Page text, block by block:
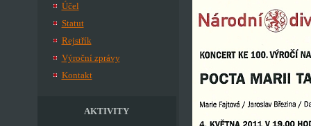
Účel
Statut
Rejstřík
Výroční zprávy
Kontakt
AKTIVITY